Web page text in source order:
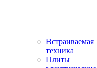
Встраиваемая
техника
Плиты